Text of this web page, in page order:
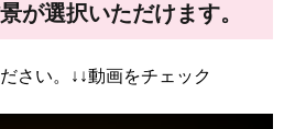
が選択いただけます。
さい。↓↓動画をチェック